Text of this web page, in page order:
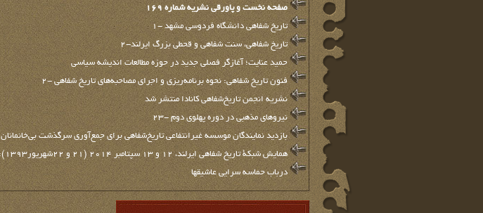
صفحه نخست و پاورقي نشريه شماره 169
تاریخ شفاهی دانشگاه فردوسی مشهد -1
تاریخ شفاهی، سنت شفاهی و قحطی بزرگ ایرلند-2
حمید عنایت؛ آغازگر فصلی جدید در حوزه مطالعات اندیشه سیاسی
فنون تاریخ شفاهی: نحوه برنامه‌ریزی و اجرای مصاحبه‌های تاریخ شفاهی -2
نشریه انجمن تاریخ‌شفاهی کانادا منتشر شد
نیروهای مذهبی در دوره پهلوی دوم -23
بازدید نمایندگان موسسه غیرانتفاعی تاریخ‌شفاهی برای جمع‌آوری سرگذشت بی‌خانمانان
همایش شبکة تاریخ شفاهی ایرلند، ۱۲ و ۱۳ سپتامبر ۲۰۱۴ (۲۱ و ۲۲شهریور۱۳۹۳): «ایجاد ارتباطات: تاریخ شفاهی و جامعه»
درباب حماسه سرایی عاشیق‏ها